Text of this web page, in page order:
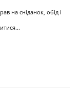
на сніданок, обід і